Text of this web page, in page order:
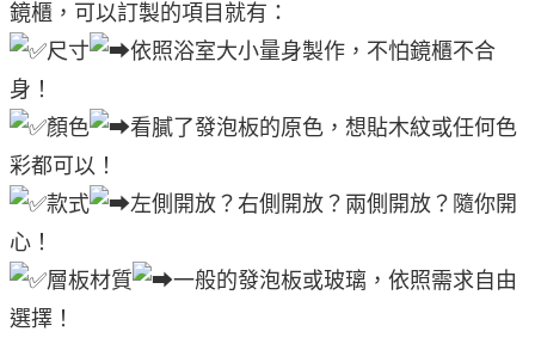
鏡櫃，可以訂製的項目就有：
尺寸
依照浴室大小量身製作，不怕鏡櫃不合
身！
顏色
看膩了發泡板的原色，想貼木紋或任何色
彩都可以！
款式
左側開放？右側開放？兩側開放？隨你開
心！
層板材質
一般的發泡板或玻璃，依照需求自由
選擇！